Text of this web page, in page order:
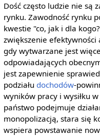
Dość często ludzie nie są
rynku. Zawodność rynku
kwestie "co, jak i dla
zwiększenie efektywności
gdy wytwarzane jest
odpowiadających
jest zapewnienie
podziału dochodów-
wyników pracy i wysiłku
państwo podejmuje
monopolizacją, stara się
wspiera powstawanie